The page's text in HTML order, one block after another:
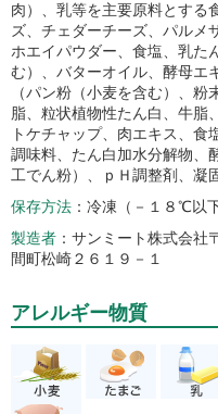
肉）、乳等を主要原料とする
ズ、チェダーチーズ、パルメ
ホエイパウダー、食塩、乳た
む）、バターオイル、酵母エ
（パン粉（小麦を含む）、
脂、粒状植物性たん白、牛脂
トケチャップ、肉エキス、
調味料、たん白加水分解物、
工でん粉）、ｐＨ調整剤、凝
保存方法
冷凍（－１８℃以
製造者
サンミート株式会社
間町松崎２６１９－１
アレルギー物質